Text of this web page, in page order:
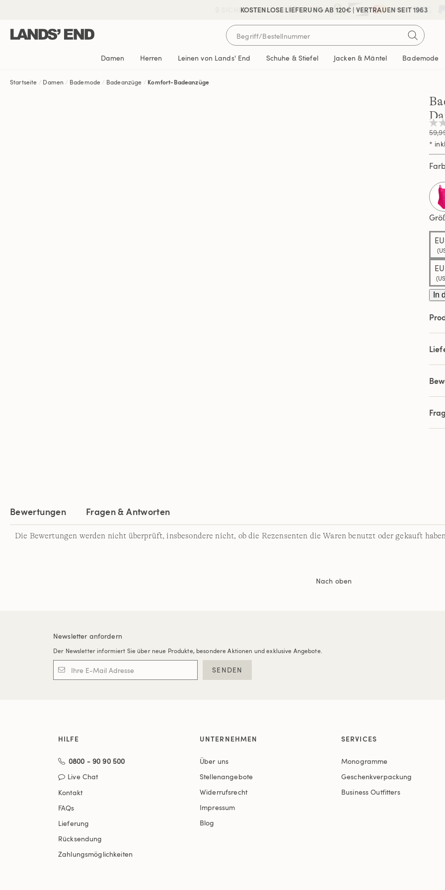
Inhalt
Navigation
Suche
KOSTENLOSE LIEFERUNG AB 120€ | VERTRAUEN SEIT 1963
🔒 SICHER BEZAHLEN
Damen Herren Leinen von Lands' End Schuhe & Stiefel Jacken & Mäntel Bademode
Startseite Damen Bademode Badeanzüge Komfort-Badeanzüge
Kein
Link
*
In
Bewertungen Fragen & Antworten
Die Bewertungen werden nicht überprüft, insbesondere nicht, ob die Rezensenten die Waren benutzt oder gekauft
Nach oben
Newsletter anfordern
Der Newsletter informiert Sie über neue Produkte, besondere Aktionen und exklusive Angebote.
SENDEN
HILFE
0800 - 90 90 500
Live Chat
Kontakt
FAQs
Lieferung
Rücksendung
Zahlungsmöglichkeiten
UNTERNEHMEN
Über uns
Stellenangebote
Widerrufsrecht
Impressum
Blog
SERVICES
Monogramme
Geschenkverpackung
Business Outfitters